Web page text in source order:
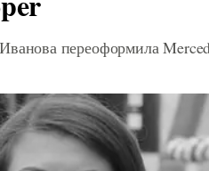
переоформила